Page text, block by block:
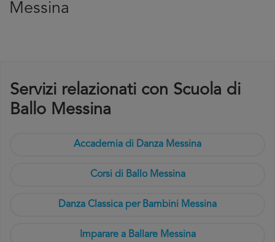
Messina
Servizi relazionati con Scuola di
Ballo Messina
Accademia di Danza Messina
Corsi di Ballo Messina
Danza Classica per Bambini Messina
Imparare a Ballare Messina